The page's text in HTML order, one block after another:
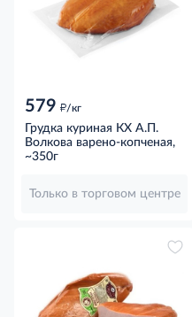
579 д/кг
Грудка куриная КХ А.П.
Волкова варено-копченая,
~350г
Только в торговом центре